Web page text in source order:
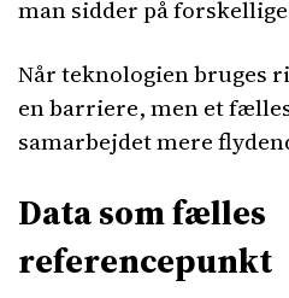
man sidder på
Når teknologien bruges
en barriere, men et
samarbejdet mere
Data som fælles
referencepunkt